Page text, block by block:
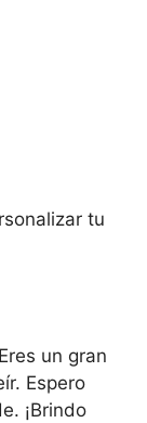
tu
un gran
Espero
¡Brindo